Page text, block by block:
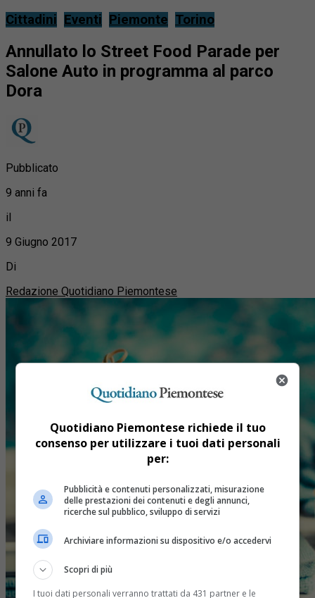
Cittadini Eventi Piemonte Torino
Annullato lo Street Food Parade per
Salone Auto in programma al parco
Dora
Pubblicato
9 anni fa
il
9 Giugno 2017
Di
Redazione Quotidiano Piemontese
Quotidiano Piemontese richiede il tuo
consenso per utilizzare i tuoi dati personali
per:
Pubblicità e contenuti personalizzati, misurazione
delle prestazioni dei contenuti e degli annunci,
ricerche sul pubblico, sviluppo di servizi
Archiviare informazioni su dispositivo e/o accedervi
Scopri di più
I tuoi dati personali verranno trattati da 431 partner e le